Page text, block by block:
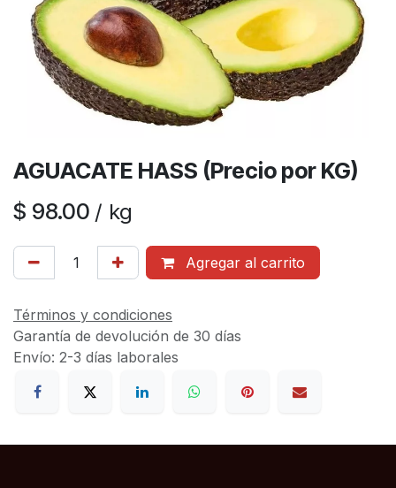
AGUACATE HASS (Precio por KG)
$ 98.00 / kg
Agregar al carrito
Términos y condiciones
Garantía de devolución de 30 días
Envío: 2-3 días laborales